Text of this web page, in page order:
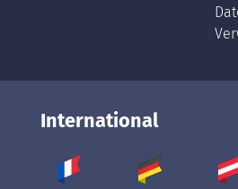
International